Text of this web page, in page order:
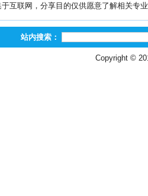
互联网，分享目的仅供愿意了解相关专
站内搜索：
Copyright ©